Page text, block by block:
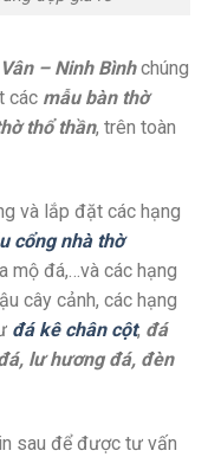
– Ninh Bìnhchúng
các mẫu bàn thờ
thổ thần, trên toàn
và lắp đặt các hạng
cổng nhà thờ
mộ đá,…và các hạng
cây cảnh, các hạng
đá kê chân cột, đá
lư hương đá, đèn
sau để được tư vấn